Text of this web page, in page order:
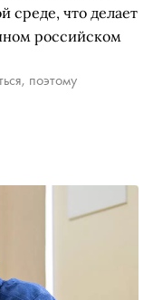
среде, что делает
российском
поэтому